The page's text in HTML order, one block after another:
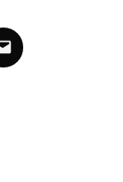
Email